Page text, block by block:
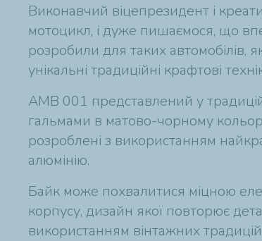
Виконавчий віцепрезидент і
мотоцикл, і дуже пишаємося, що
розробили для таких
унікальні традиційні крафтові
AMB 001 представлений у
гальмами в матово-чорному
розроблені з використанням
алюмінію.
Байк може похвалитися міцною
корпусу, дизайн якої повторює
використанням вінтажних